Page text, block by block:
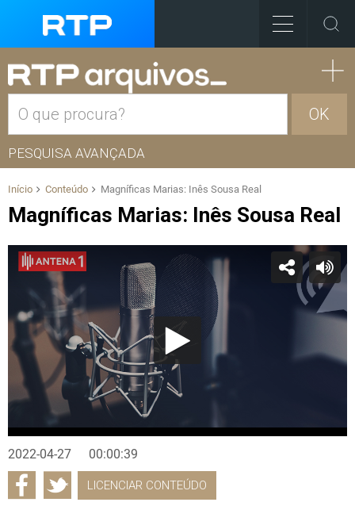
OK
PESQUISA AVANÇADA
Início Conteúdo Magníficas Marias: Inês Sousa Real
Magníficas Marias: Inês Sousa Real
2022-04-27 00:00:39
LICENCIAR CONTEÚDO